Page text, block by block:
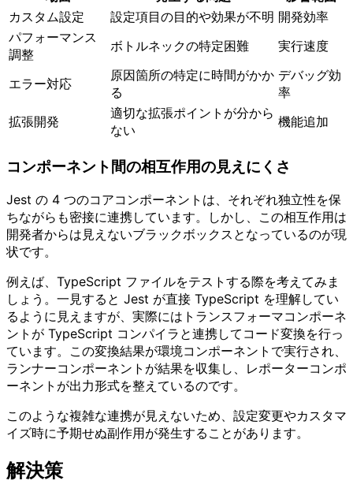
カスタム設定
設定項目の目的や効果が不明 開発効率
パフォーマンス
調整
ボトルネックの特定困難 実行速度
エラー対応
原因箇所の特定に時間がかか
る
デバッグ効
率
拡張開発
適切な拡張ポイントが分から
ない
機能追加
コンポーネント間の相互作用の見えにくさ
Jest の 4 つのコアコンポーネントは、それぞれ独立性を保
ちながらも密接に連携しています。しかし、この相互作用は
開発者からは見えないブラックボックスとなっているのが現
状です。
例えば、TypeScript ファイルをテストする際を考えてみま
しょう。一見すると Jest が直接 TypeScript を理解してい
るように見えますが、実際にはトランスフォーマコンポーネ
ントが TypeScript コンパイラと連携してコード変換を行っ
ています。この変換結果が環境コンポーネントで実行され、
ランナーコンポーネントが結果を収集し、レポーターコンポ
ーネントが出力形式を整えているのです。
このような複雑な連携が見えないため、設定変更やカスタマ
イズ時に予期せぬ副作用が発生することがあります。
解決策